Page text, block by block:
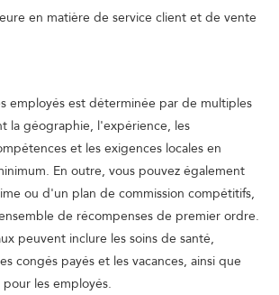
en matière de service client et de vente
employés est déterminée par de multiples
la géographie, l'expérience, les
et les exigences locales en
En outre, vous pouvez également
ou d'un plan de commission compétitifs,
de récompenses de premier ordre.
peuvent inclure les soins de santé,
congés payés et les vacances, ainsi que
les employés.